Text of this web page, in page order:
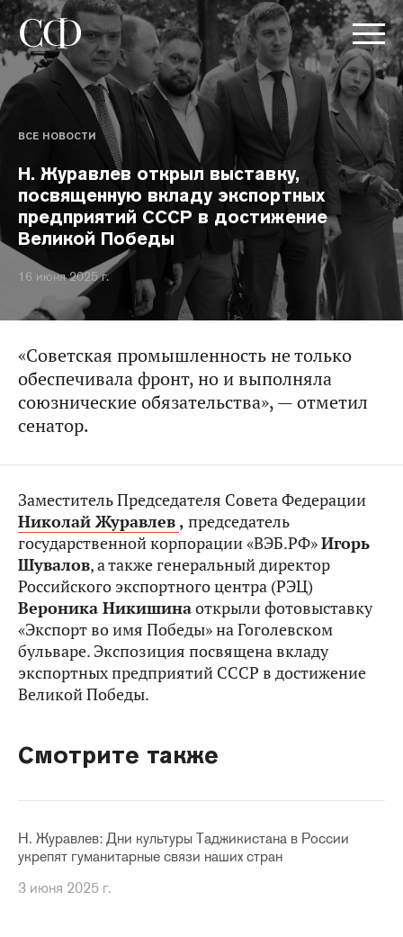
ВСЕ НОВОСТИ
Н. Журавлев открыл выставку,
посвященную вкладу экспортных
предприятий СССР в достижение
Великой Победы
16 июня 2025 г.
«Советская промышленность не только
обеспечивала фронт, но и выполняла
союзнические обязательства», — отметил
сенатор.
Заместитель Председателя Совета Федерации
Николай Журавлев , председатель
государственной корпорации «ВЭБ.РФ»Игорь
Шувалов, а также генеральный директор
Российского экспортного центра (РЭЦ)
Вероника Никишинаоткрыли фотовыставку
«Экспорт во имя Победы» на Гоголевском
бульваре. Экспозиция посвящена вкладу
экспортных предприятий СССР в достижение
Великой Победы.
Смотрите также
Н. Журавлев: Дни культуры Таджикистана в России
укрепят гуманитарные связи наших стран
3 июня 2025 г.